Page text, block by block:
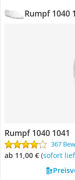
Rumpf 1040
Rumpf 1040 1041
367
ab 11,00 € ( Sofort